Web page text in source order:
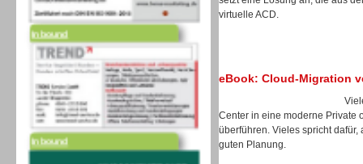
Inbound
Inbound
virtuelle ACD.
eBook: Cloud-Migration
Center in eine moderne Private
überführen. Vieles spricht
guten Planung.